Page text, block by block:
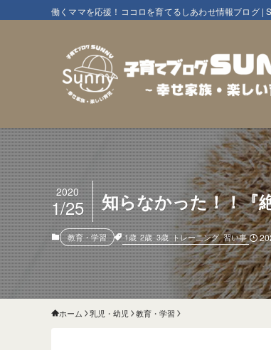
働くママを応援！ココロを育てるしあわせ情報ブログ |
知らなかった！！『
2020
1/25
教育・学習 1歳 2歳 3歳 トレーニング 習い事
ホーム 乳児・幼児 教育・学習